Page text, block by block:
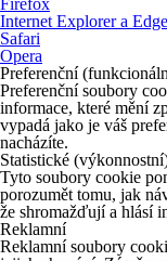
Internet Explorer a Edge
Safari
Opera
Preferenční
Preferenční soubory
informace, které mění
vypadá jako je váš
nacházíte.
Statistické
Tyto soubory cookie
porozumět tomu, jak
že shromažďují a hlásí
Reklamní
Reklamní soubory